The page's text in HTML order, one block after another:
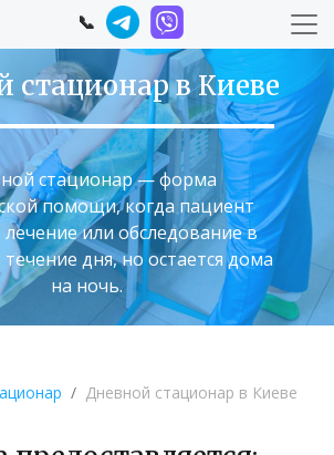
📞
стационар в Киеве
стационар — форма
помощи, когда пациент
или обследование в
дня, но остается дома
на ночь.
Дневной стационар в Киеве